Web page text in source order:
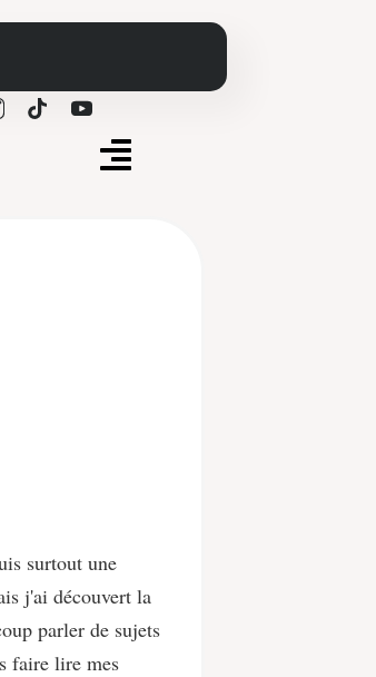
surtout une
j'ai découvert la
parler de sujets
faire lire mes